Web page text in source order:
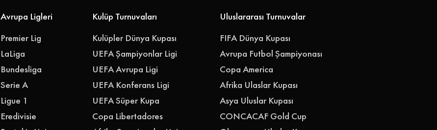
Avrupa Ligleri
Premier Lig
LaLiga
Bundesliga
Serie A
Ligue 1
Eredivisie
Kulüp Turnuvaları
Kulüpler Dünya Kupası
UEFA Şampiyonlar Ligi
UEFA Avrupa Ligi
UEFA Konferans Ligi
UEFA Süper Kupa
Copa Libertadores
Uluslararası Turnuvalar
FIFA Dünya Kupası
Avrupa Futbol Şampiyonası
Copa America
Afrika Ulaslar Kupası
Asya Uluslar Kupası
CONCACAF Gold Cup